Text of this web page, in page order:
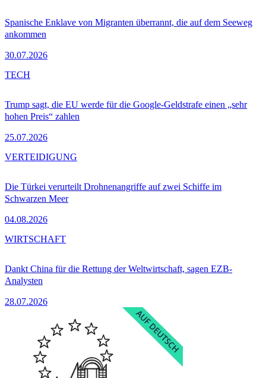
Spanische Enklave von Migranten überrannt, die auf dem Seeweg
ankommen
30.07.2026
Trump sagt, die EU werde für die Google-Geldstrafe einen „sehr
hohen Preis“ zahlen
25.07.2026
TECH
Die Türkei verurteilt Drohnenangriffe auf zwei Schiffe im
Schwarzen Meer
04.08.2026
VERTEIDIGUNG
Dankt China für die Rettung der Weltwirtschaft, sagen EZB-
Analysten
28.07.2026
WIRTSCHAFT